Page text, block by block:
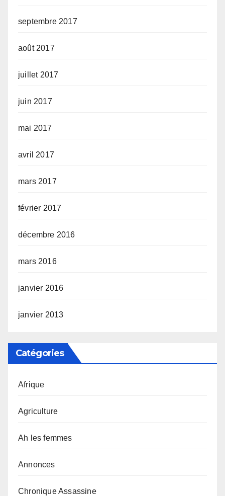
septembre 2017
août 2017
juillet 2017
juin 2017
mai 2017
avril 2017
mars 2017
février 2017
décembre 2016
mars 2016
janvier 2016
janvier 2013
Catégories
Afrique
Agriculture
Ah les femmes
Annonces
Chronique Assassine